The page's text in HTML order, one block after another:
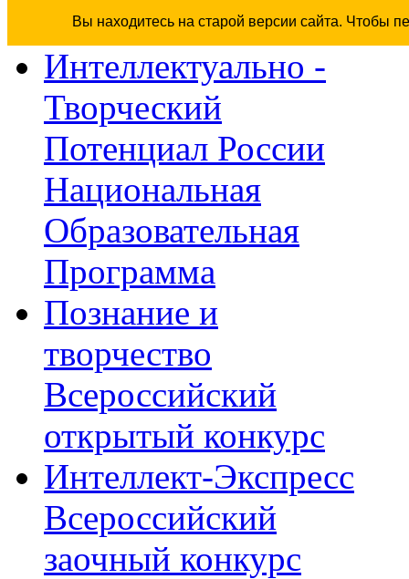
Вы находитесь на старой версии сайта. Чтобы
Интеллектуально -
Творческий
Потенциал России
Национальная
Образовательная
Программа
Познание и
творчество
Всероссийский
открытый конкурс
Интеллект-Экспресс
Всероссийский
заочный конкурс